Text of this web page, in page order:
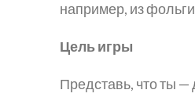
например, из
Цель игры
Представь, что ты